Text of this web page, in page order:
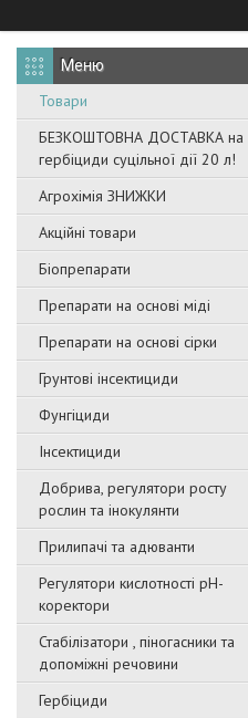
Товари
БЕЗКОШТОВНА ДОСТАВКА на
гербіциди суцільної дії 20 л!
Агрохімія ЗНИЖКИ
Акційні товари
Біопрепарати
Препарати на основі міді
Препарати на основі сірки
Грунтові інсектициди
Фунгіциди
Інсектициди
Добрива, регулятори росту
рослин та інокулянти
Прилипачі та адюванти
Регулятори кислотності pН-
коректори
Стабілізатори , піногасники та
допоміжні речовини
Гербіциди